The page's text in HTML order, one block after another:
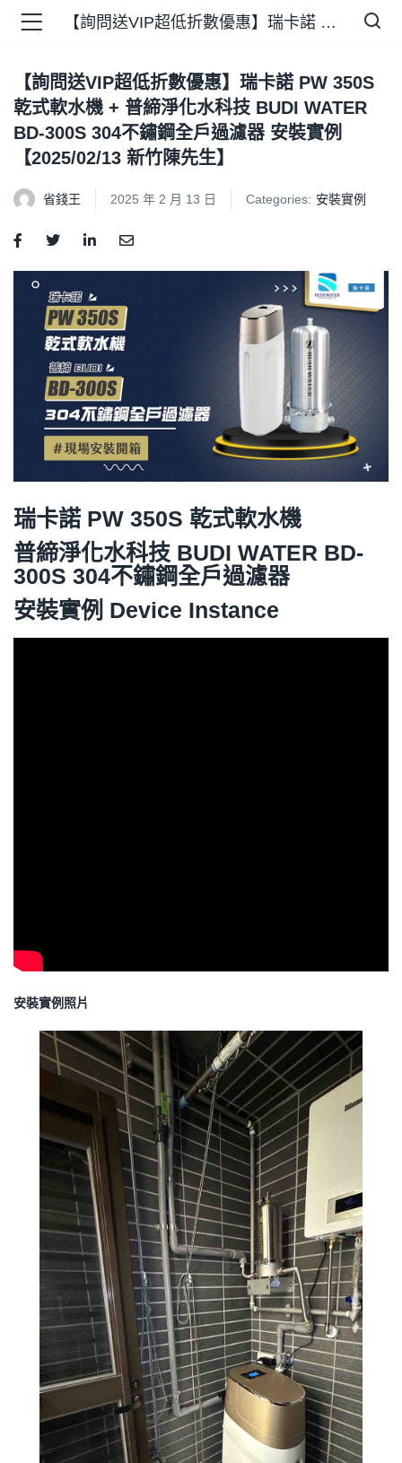
)
)
王 )
【詢問送VIP超低折數優惠】瑞卡諾 PW 350S 乾式軟水機 + 普締淨化水科技 BUDI WATER BD-300S 304不鏽鋼全戶過濾器 安裝實例【2025/02/13 新竹陳先生】
【詢問送VIP超低折數優惠】瑞卡諾 PW 350S
乾式軟水機 + 普締淨化水科技 BUDI WATER
BD-300S 304不鏽鋼全戶過濾器 安裝實例
【2025/02/13 新竹陳先生】
省錢王 2025 年 2 月 13 日 Categories: 安裝實例
瑞卡諾 PW 350S 乾式軟水機
普締淨化水科技 BUDI WATER BD-
300S 304不鏽鋼全戶過濾器
安裝實例 Device Instance
安裝實例照片